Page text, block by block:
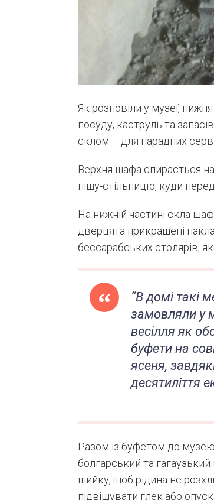
Як розповіли у музеї,
посуду, каструль та
склом – для парадних
Верхня шафа спирається
нішу-стільницю, куди
На нижній частині скла
дверцята прикрашені
бессарабських столярів,
“В домі такі
замовляли у
весілля як
буфети на
ясеня,
десятиліття
Разом із буфетом до
болгарський та
шийку, щоб рідина не
підвішувати глек або